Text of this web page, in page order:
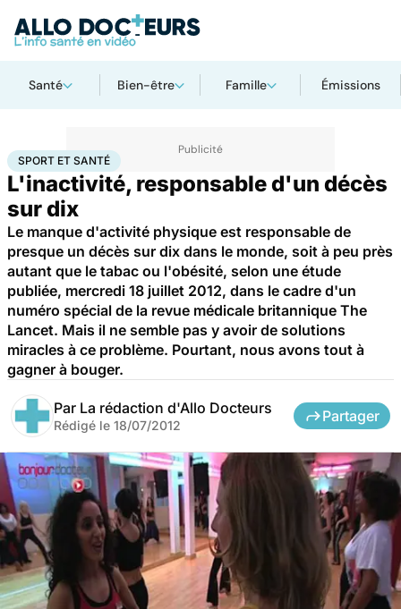
Santé Bien-être Famille Émissions
AccueilBien-êtreSport santé Sport et santé
SPORT ET SANTÉ
L'inactivité, responsable d'un décès
sur dix
Le manque d'activité physique est responsable de
presque un décès sur dix dans le monde, soit à peu près
autant que le tabac ou l'obésité, selon une étude
publiée, mercredi 18 juillet 2012, dans le cadre d'un
numéro spécial de la revue médicale britannique The
Lancet. Mais il ne semble pas y avoir de solutions
miracles à ce problème. Pourtant, nous avons tout à
gagner à bouger.
Par La rédaction d'Allo Docteurs
Rédigé le 18/07/2012
Partager